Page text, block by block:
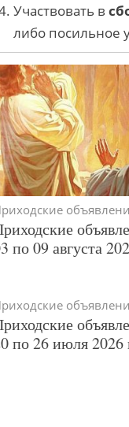
Участвовать в
либо посильное
по 09 августа
по 26 июля 2026